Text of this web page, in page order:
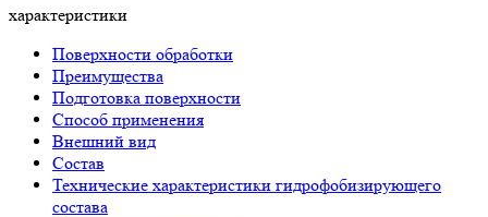
характеристики
Поверхности обработки
Преимущества
Подготовка поверхности
Способ применения
Внешний вид
Состав
Технические характеристики гидрофобизирующего
состава